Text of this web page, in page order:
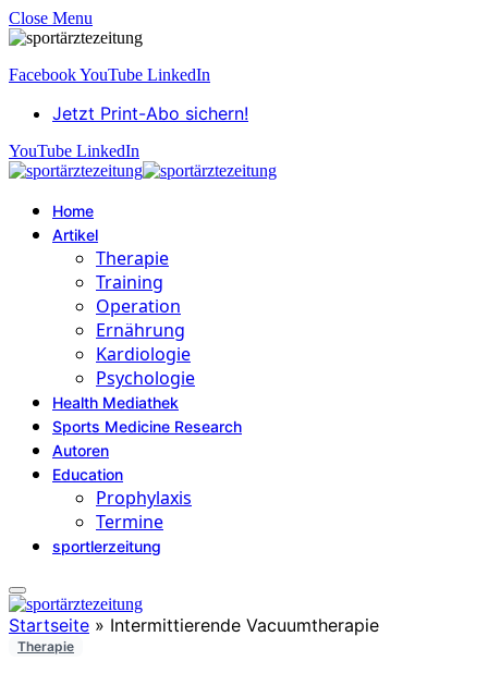
Close Menu
FacebookYouTube LinkedIn
Jetzt Print-Abo sichern!
YouTube LinkedIn
Home
Artikel
Therapie
Training
Operation
Ernährung
Kardiologie
Psychologie
Health Mediathek
Sports Medicine Research
Autoren
Education
Prophylaxis
Termine
sportlerzeitung
Startseite » Intermittierende Vacuumtherapie
Therapie